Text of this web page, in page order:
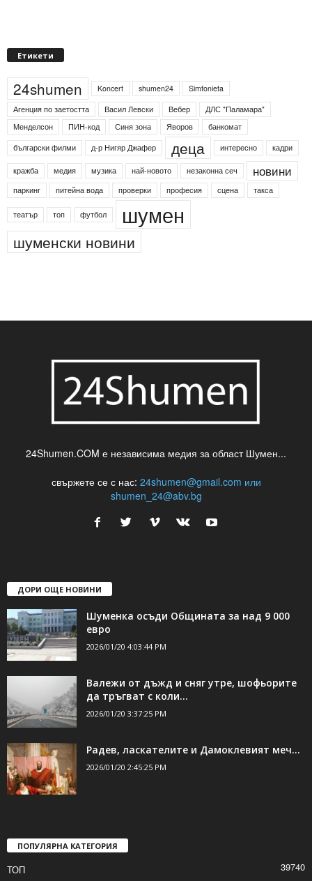
Етикети
24shumen Koncert shumen24
Simfonieta
Агенция по заетостта
Васил Левски Вебер
ДЛС "Паламара"
Менделсон
ПИН-код Синя зона Яворов
банкомат
български филми
д-р Нигяр Джафер деца интересно кадри
кражба медия музика най-новото незаконна сеч новини
паркинг питейна вода проверки професия сцена такса
театър топ футбол шумен
шуменски новини
24Shumen.COM е независима медия за област Шумен...
свържете се с нас: 24shumen@gmail.com или
shumen_24@abv.bg
ДОРИ ОЩЕ НОВИНИ
Шуменка осъди Общината за над 9 000
евро
2026/01/20 4:03:44 PM
Валежи от дъжд и сняг утре, шофьорите
да тръгват с коли...
2026/01/20 3:37:25 PM
Радев, ласкателите и Дамоклевият меч…
2026/01/20 2:45:25 PM
ПОПУЛЯРНА КАТЕГОРИЯ
ТОП
39740